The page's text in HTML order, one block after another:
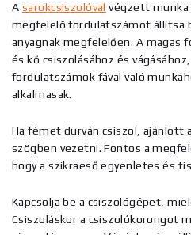
A sarokcsiszolóval végzett munka
megfelelő fordulatszámot állítsa
anyagnak megfelelően. A magas
és kő csiszolásához és
fordulatszámok fával való
alkalmasak.
Ha fémet durván csiszol, ajánlott
szögben vezetni. Fontos a
hogy a szikraeső egyenletes és
Kapcsolja be a csiszológépet,
Csiszoláskor a csiszolókorongot